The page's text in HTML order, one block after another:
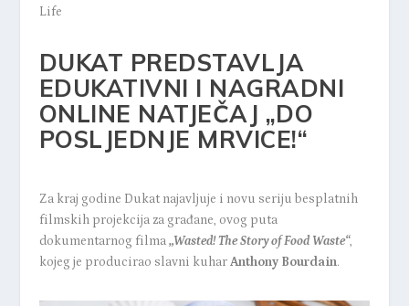
Life
DUKAT PREDSTAVLJA
EDUKATIVNI I NAGRADNI
ONLINE NATJEČAJ „DO
POSLJEDNJE MRVICE!“
Za kraj godine Dukat najavljuje i novu seriju besplatnih
filmskih projekcija za građane, ovog puta
dokumentarnog filma„Wasted! The Story of Food Waste“,
kojeg je producirao slavni kuharAnthony Bourdain.